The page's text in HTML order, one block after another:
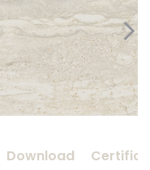
Download